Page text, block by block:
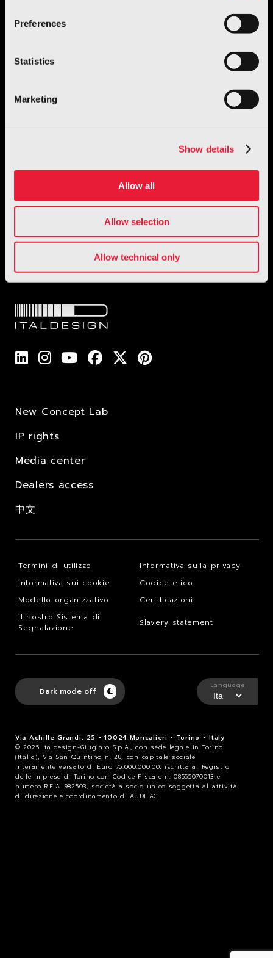
Preferences
Statistics
Marketing
Show details
Allow all
Allow selection
Allow technical only
1 / 3
New Concept Lab
IP rights
Media center
Dealers access
中文
Termini di utilizzo
Informativa sulla privacy
Informativa sui cookie
Codice etico
Modello organizzativo
Certificazioni
Il nostro Sistema di
Segnalazione
Slavery statement
Via Achille Grandi, 25 - 10024 Moncalieri - Torino - Italy
© 2025 Italdesign-Giugiaro S.p.A., con sede legale in Torino
(Italia), Via San Quintino n. 28, con capitale sociale
interamente versato di Euro 75.000.000,00, iscritta al Registro
delle Imprese di Torino con Codice Fiscale n. 08555070013 e
numero R.E.A. 982503, società a socio unico soggetta all'attività
di direzione e coordinamento di AUDI AG.
Dark mode off
Language